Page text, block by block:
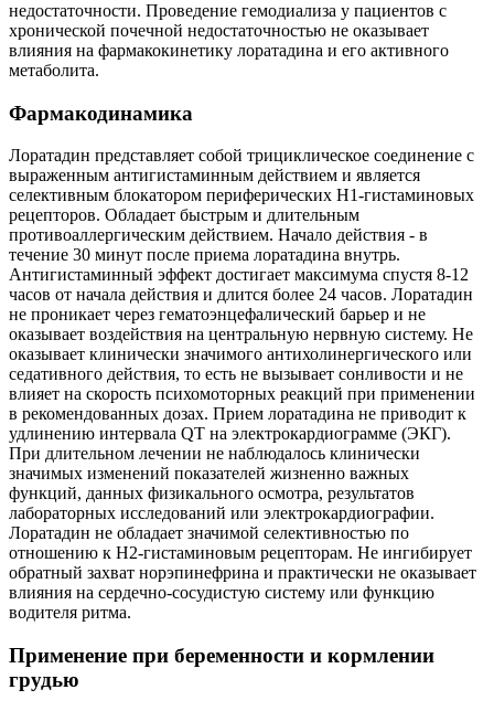
недостаточности. Проведение гемодиализа у пациентов с
хронической почечной недостаточностью не оказывает
влияния на фармакокинетику лоратадина и его активного
метаболита.
Фармакодинамика
Лоратадин представляет собой трициклическое соединение с
выраженным антигистаминным действием и является
селективным блокатором периферических H1-гистаминовых
рецепторов. Обладает быстрым и длительным
противоаллергическим действием. Начало действия - в
течение 30 минут после приема лоратадина внутрь.
Антигистаминный эффект достигает максимума спустя 8-12
часов от начала действия и длится более 24 часов. Лоратадин
не проникает через гематоэнцефалический барьер и не
оказывает воздействия на центральную нервную систему. Не
оказывает клинически значимого антихолинергического или
седативного действия, то есть не вызывает сонливости и не
влияет на скорость психомоторных реакций при применении
в рекомендованных дозах. Прием лоратадина не приводит к
удлинению интервала QT на электрокардиограмме (ЭКГ).
При длительном лечении не наблюдалось клинически
значимых изменений показателей жизненно важных
функций, данных физикального осмотра, результатов
лабораторных исследований или электрокардиографии.
Лоратадин не обладает значимой селективностью по
отношению к Н2-гистаминовым рецепторам. Не ингибирует
обратный захват норэпинефрина и практически не оказывает
влияния на сердечно-сосудистую систему или функцию
водителя ритма.
Применение при беременности и кормлении
грудью